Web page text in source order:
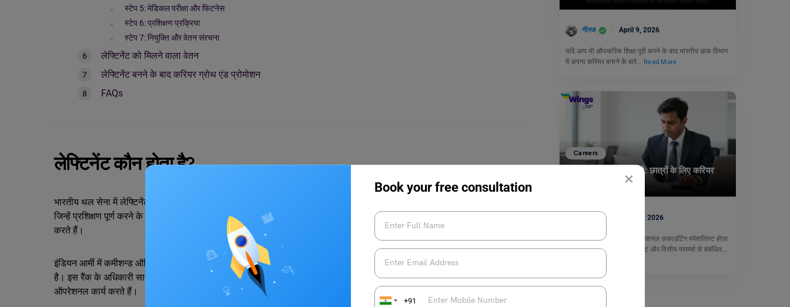
×
Book your free consultation
+91
स्टेप 5: मेडिकल परीक्षा और फिटनेस
स्टेप 6: प्रशिक्षण प्रक्रिया
स्टेप 7: नियुक्ति और वेतन संरचना
लेफ्टिनेंट को मिलने वाला वेतन
लेफ्टिनेंट बनने के बाद करियर ग्रोथ एंड प्रोमोशन
FAQs
लेफ्टिनेंट कौन होता है?
भारतीय थल सेना में लेफ्टिनेंट एक कमीशन्ड ऑफिसर रैंक है, जो सेना में अधिकारी स्तर का प्रारंभिक पद होता है। कमीशन्ड ऑफिसर वे अधिकारी हैं
जिन्हें प्रशिक्षण पूर्ण करने के बाद राष्ट्रपति के द्वारा आधिकारिक रूप से कमीशन दिया जाता है और वे सेना के विभिन्न यूनिट्स में सैनिकों का नेतृत्व
करते हैं।
इंडियन आर्मी में कमीशन्ड ऑफिसर रैंक संरचना में लेफ्टिनेंट, कैप्टन, मेजर आदि शामिल हैं, जिसमें लेफ्टिनेंट सबसे शुरुआती स्तर का अधिकारी होता
है। इस रैंक के अधिकारी साधारणतः छोटी-छोटी यूनिट्स और प्लाटून्स की कमान संभालते हैं और अनुभवी अधिकारियों के मार्गदर्शन में रणनीतिक और
ऑपरेशनल कार्य करते हैं।
नीरज April 9, 2026
यदि आप भी औपचारिक शिक्षा पूरी करने के बाद भारतीय डाक विभाग
में अपना करियर बनाने के बारे… Read More
Careers
वर्ष 2026 में सीए कैसे बनें: छात्रों के लिए करियर
April 24, 2026
चार्टर्ड अकाउंटेंट (CA) वह प्रोफेशनल अकाउंटिंग स्पेशलिस्ट होता
है जो अकाउंटिंग, टैक्सेशन, ऑडिट और वित्तीय परामर्श से संबंधित…